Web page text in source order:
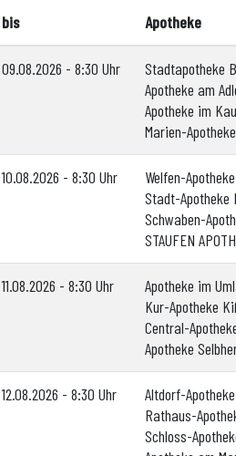
bis Apotheke
09.08.2026 - 8:30 Uhr
Stadtapotheke
Apotheke am
Apotheke im
Marien-
10.08.2026 - 8:30 Uhr
Welfen-
Stadt-Apotheke
Schwaben-
STAUFEN
11.08.2026 - 8:30 Uhr
Apotheke im
Kur-Apotheke
Central-
Apotheke
12.08.2026 - 8:30 Uhr
Altdorf-
Rathaus-
Schloss-